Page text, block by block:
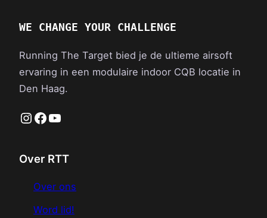
WE CHANGE YOUR CHALLENGE
Running The Target bied je de ultieme airsoft
ervaring in een modulaire indoor CQB locatie in
Den Haag.
Instagram Facebook YouTube
Over RTT
Over ons
Word lid!